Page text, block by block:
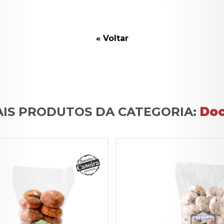
« Voltar
PRODUTOS DA CATEGORIA: